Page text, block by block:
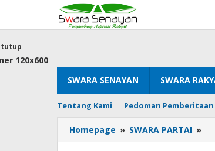
konten
SWARA SENAYAN SWARA
Tentang Kami Pedoman Pemberitaan
tutup
Homepage » SWARA PARTAI »